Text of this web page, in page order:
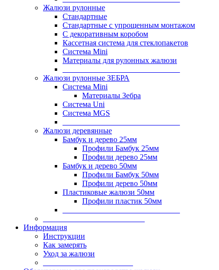
Жалюзи рулонные
Стандартные
Стандартные с упрощенным монтажом
С декоративным коробом
Кассетная система для стеклопакетов
Система Mini
Материалы для рулонных жалюзи
Жалюзи рулонные ЗЕБРА
Система Mini
Материалы Зебра
Система Uni
Система MGS
Жалюзи деревянные
Бамбук и дерево 25мм
Профили Бамбук 25мм
Профили дерево 25мм
Бамбук и дерево 50мм
Профили Бамбук 50мм
Профили дерево 50мм
Пластиковые жалюзи 50мм
Профили пластик 50мм
Информация
Инструкции
Как замерять
Уход за жалюзи